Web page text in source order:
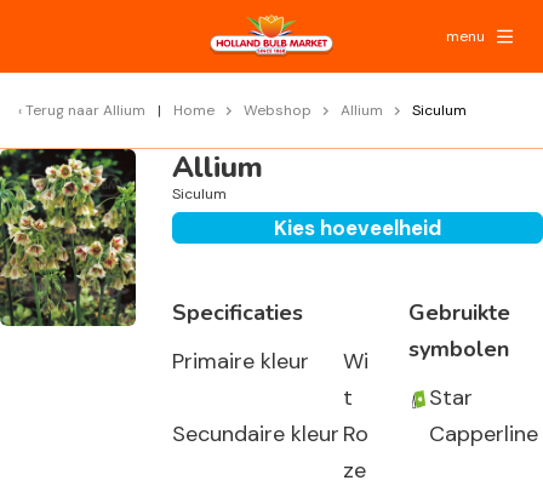
menu
Terug naarAllium Home Webshop Allium Siculum
Allium
Siculum
Kies hoeveelheid
Specificaties
Primaire kleur
Wi
t
Secundaire kleur Ro
ze
Gebruikte
symbolen
Star
Capperline